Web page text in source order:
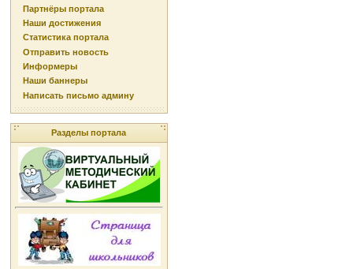
Партнёры портала
Наши достижения
Статистика портала
Отправить новость
Информеры
Наши баннеры
Написать письмо админу
Разделы портала